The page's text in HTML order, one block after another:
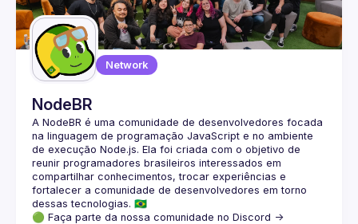
Guilds
Network
NodeBR
A NodeBR é uma comunidade de desenvolvedores focada
na linguagem de programação JavaScript e no ambiente
de execução Node.js. Ela foi criada com o objetivo de
reunir programadores brasileiros interessados em
compartilhar conhecimentos, trocar experiências e
fortalecer a comunidade de desenvolvedores em torno
🟢 Faça parte da nossa comunidade no Discord ->